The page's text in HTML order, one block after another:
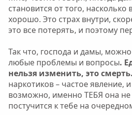
становится от того, насколько
хорошо. Это страх внутри,
это все потерять, и поэтому
Так что, господа и дамы,
любые проблемы и вопросы.
нельзя изменить, это смерть.
наркотиков – частое явление, и
возможно, именно ТЕБЯ она
постучится к тебе на